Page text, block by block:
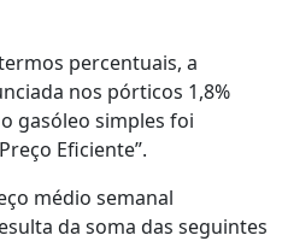
percentuais, a
nos pórticos 1,8%
gasóleo simples foi
Eficiente”.
médio semanal
da soma das seguintes